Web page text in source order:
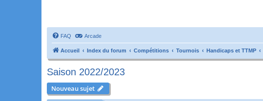
FAQ Arcade
Accueil Index du forum Compétitions Tournois Handicaps et TTMP
Saison 2022/2023
Nouveau sujet